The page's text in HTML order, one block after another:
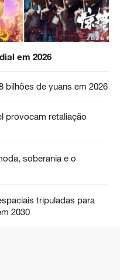
em 2026
bilhões de yuans em 2026
provocam retaliação
soberania e o
tripuladas para
2030